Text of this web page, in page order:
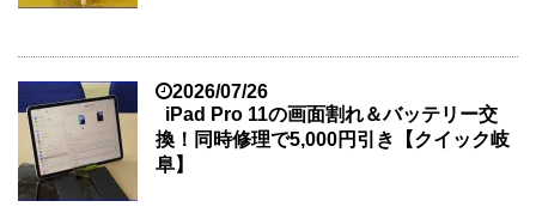
2026/07/26
iPad Pro 11の画面割れ＆バッテリー交
換！同時修理で5,000円引き【クイック岐
阜】